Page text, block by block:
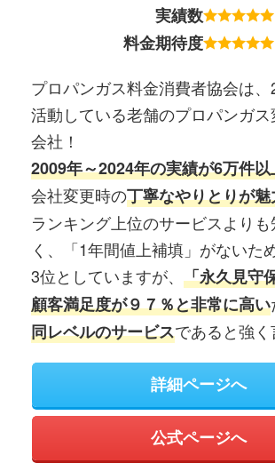
実績数
料金期待度
プロパンガス料金消費者協会は、
活動している老舗のプロパンガス
会社！
2009年～2024年の実績が6万件以
会社変更時の丁寧なやりとりが魅
ランキング上位のサービスより
く、「1年間値上補填」がないた
3位としていますが、 「永久見守
顧客満足度が９７％と非常に高い
同レベルのサービスであると強く
詳細ページへ
公式ページへ